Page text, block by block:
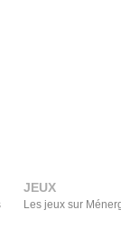
JEUX
Les jeux sur